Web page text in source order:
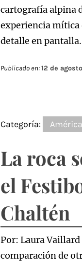
cartografía alpina
experiencia mítica
detalle en pantalla.
Publicado en:12 de
Categoría: América
La roca
el
Chaltén
Por: Laura
comparación de